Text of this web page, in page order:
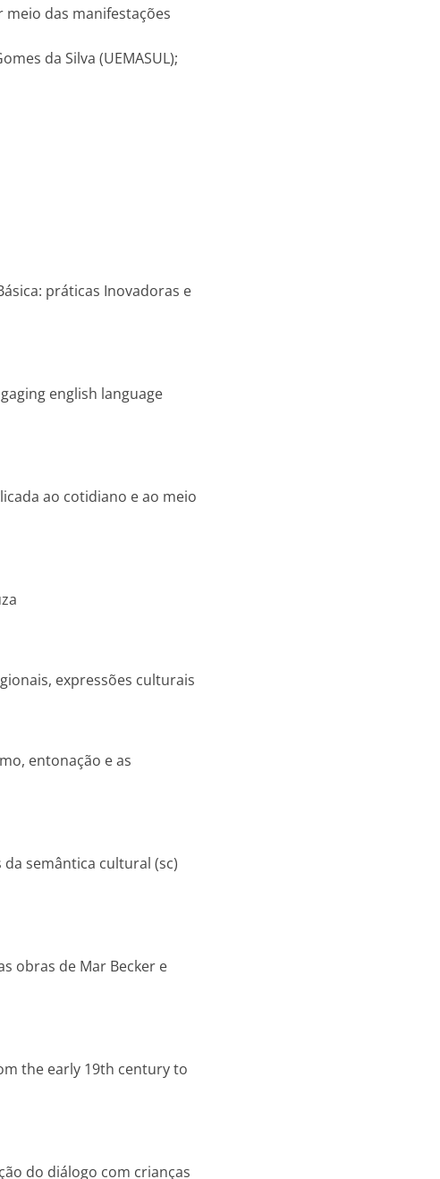
meio das manifestações
da Silva (UEMASUL);
práticas Inovadoras e
english language
ao cotidiano e ao meio
expressões culturais
entonação e as
da semântica cultural (sc)
obras de Mar Becker e
the early 19th century to
do diálogo com crianças